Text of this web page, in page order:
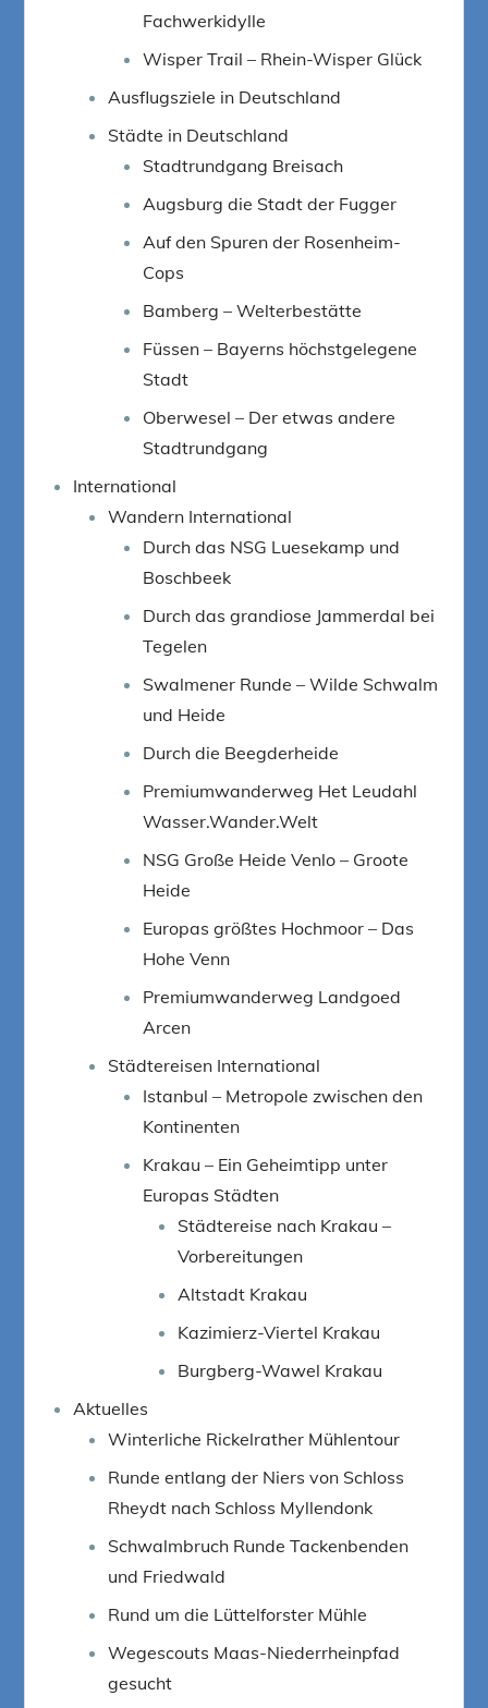
Fachwerkidylle
Wisper Trail – Rhein-Wisper Glück
Ausflugsziele in Deutschland
Städte in Deutschland
Stadtrundgang Breisach
Augsburg die Stadt der Fugger
Auf den Spuren der Rosenheim-
Cops
Bamberg – Welterbestätte
Füssen – Bayerns höchstgelegene
Stadt
Oberwesel – Der etwas andere
Stadtrundgang
International
Wandern International
Durch das NSG Luesekamp und
Boschbeek
Durch das grandiose Jammerdal bei
Tegelen
Swalmener Runde – Wilde Schwalm
und Heide
Durch die Beegderheide
Premiumwanderweg Het Leudahl
Wasser.Wander.Welt
NSG Große Heide Venlo – Groote
Heide
Europas größtes Hochmoor – Das
Hohe Venn
Premiumwanderweg Landgoed
Arcen
Städtereisen International
Istanbul – Metropole zwischen den
Kontinenten
Krakau – Ein Geheimtipp unter
Europas Städten
Städtereise nach Krakau –
Vorbereitungen
Altstadt Krakau
Kazimierz-Viertel Krakau
Burgberg-Wawel Krakau
Aktuelles
Winterliche Rickelrather Mühlentour
Runde entlang der Niers von Schloss
Rheydt nach Schloss Myllendonk
Schwalmbruch Runde Tackenbenden
und Friedwald
Rund um die Lüttelforster Mühle
Wegescouts Maas-Niederrheinpfad
gesucht